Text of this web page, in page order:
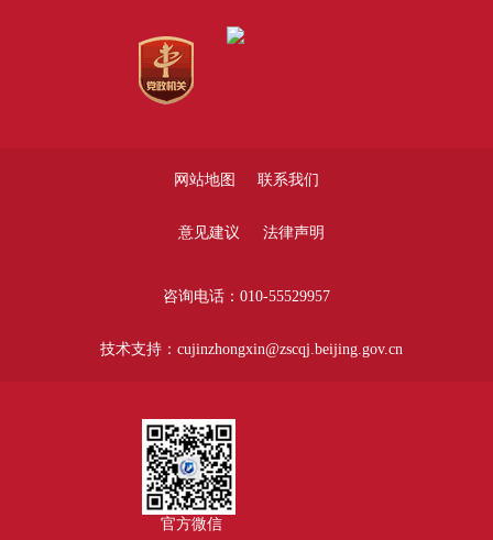
网站地图 联系我们
意见建议 法律声明
咨询电话：010-55529957
技术支持：cujinzhongxin@zscqj.beijing.gov.cn
官方微信